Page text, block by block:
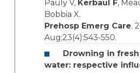
Pauly V, Kerbaul F,
Bobbia X.
Prehosp Emerg Care.
Aug;23(4):543-550.
Drowning in
water: respective